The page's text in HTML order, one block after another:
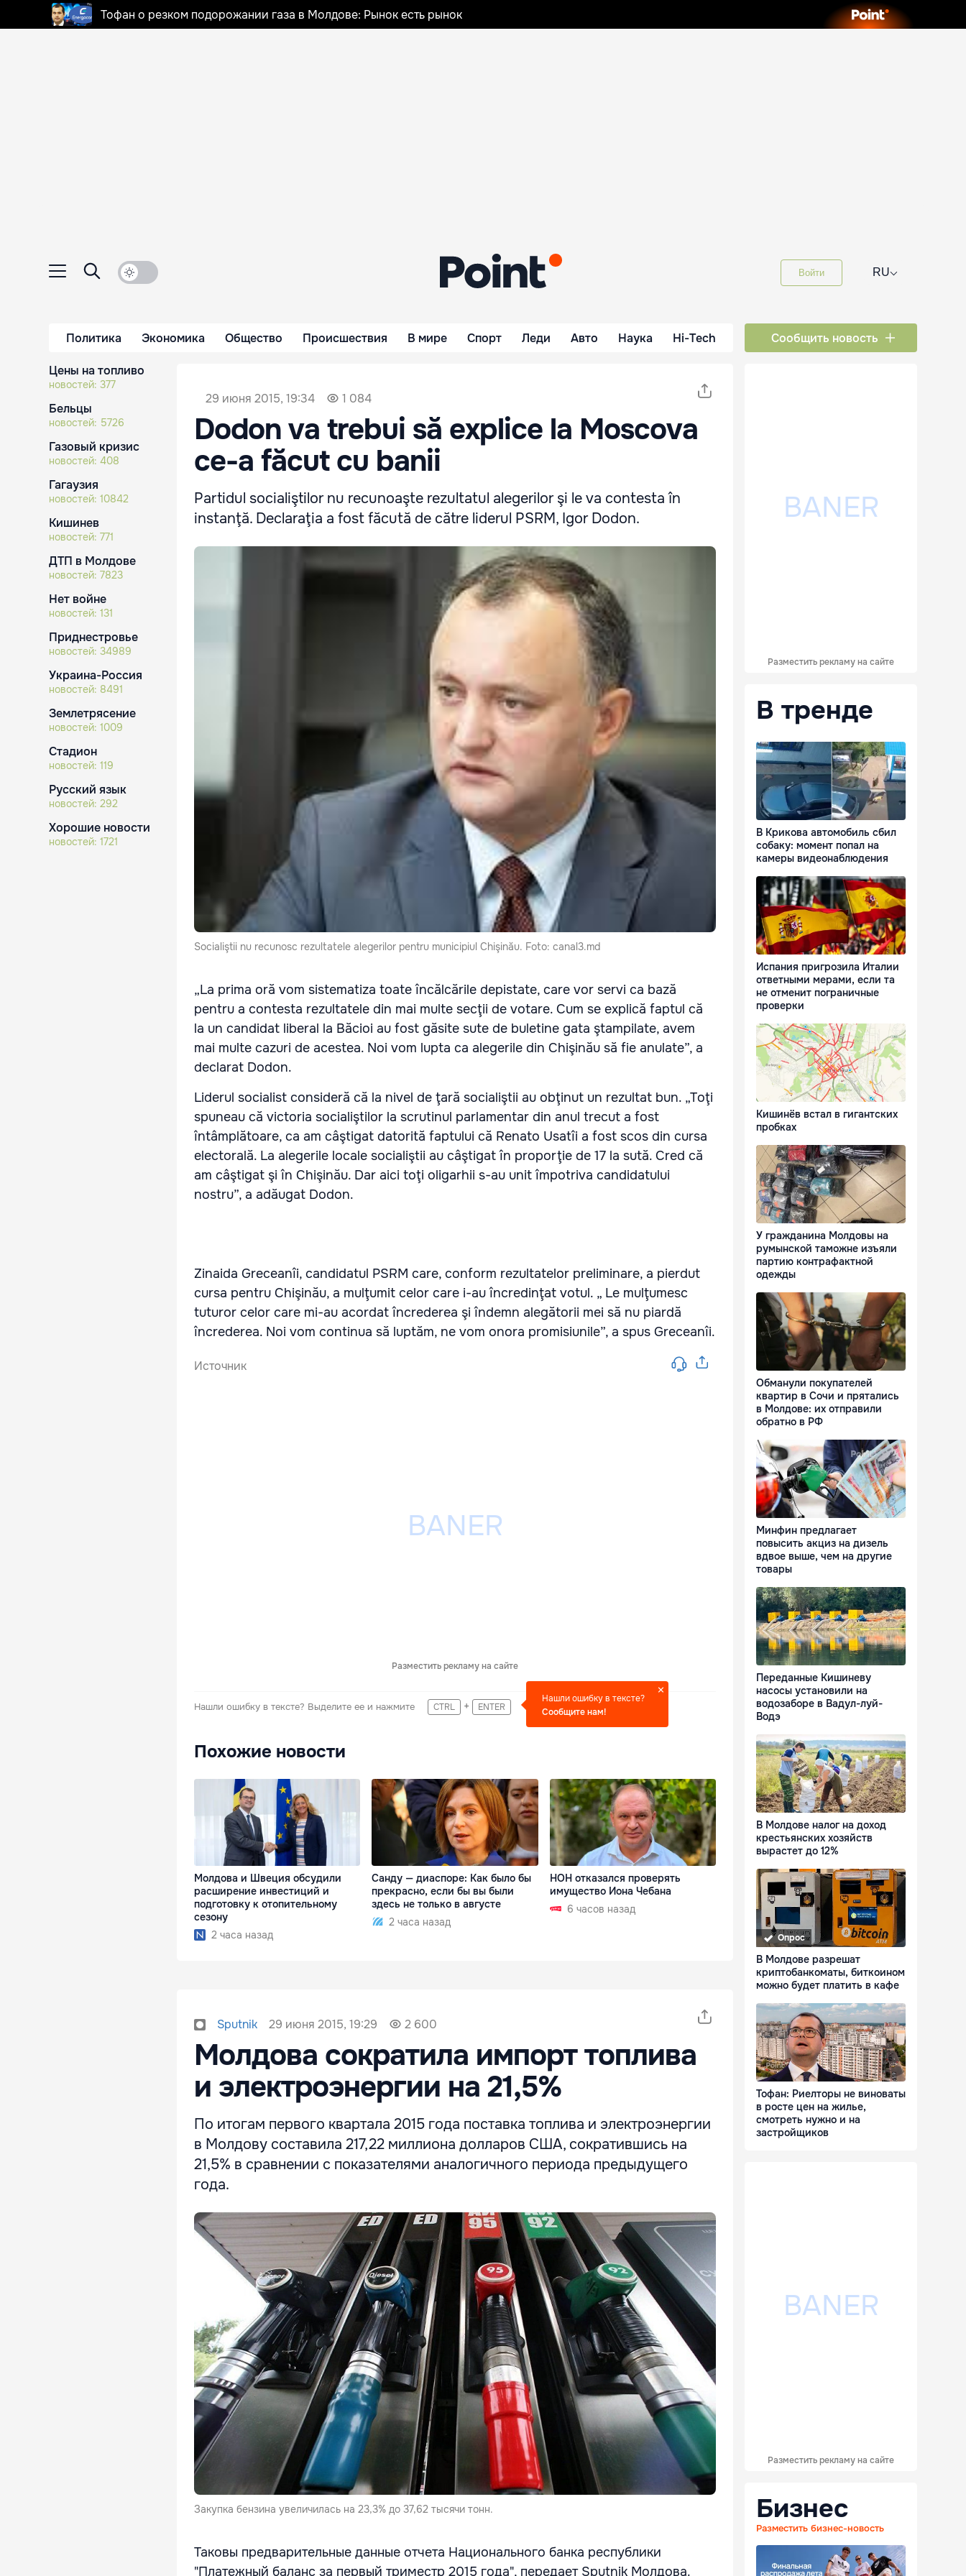
Тофан о резком подорожании газа в Молдове: Рынок есть рынок
Войти RU⌵
Политика Экономика Общество Происшествия В мире Спорт Леди Авто Наука Hi-Tech Сообщить новость
Цены на топливо
новостей: 377
Бельцы
новостей: 5726
Газовый кризис
новостей: 408
Гагаузия
новостей: 10842
Кишинев
новостей: 771
ДТП в Молдове
новостей: 7823
Нет войне
новостей: 131
Приднестровье
новостей: 34989
Украина-Россия
новостей: 8491
Землетрясение
новостей: 1009
Стадион
новостей: 119
Русский язык
новостей: 292
Хорошие новости
новостей: 1721
29 июня 2015, 19:34 1 084
Dodon va trebui să explice la Moscova
ce-a făcut cu banii
Partidul socialiştilor nu recunoaşte rezultatul alegerilor şi le va contesta în
instanţă. Declaraţia a fost făcută de către liderul PSRM, Igor Dodon.
Socialiştii nu recunosc rezultatele alegerilor pentru municipiul Chişinău. Foto: canal3.md
„La prima oră vom sistematiza toate încălcările depistate, care vor servi ca bază
pentru a contesta rezultatele din mai multe secţii de votare. Cum se explică faptul că
la un candidat liberal la Băcioi au fost găsite sute de buletine gata ştampilate, avem
mai multe cazuri de acestea. Noi vom lupta ca alegerile din Chişinău să fie anulate”, a
declarat Dodon.
Liderul socialist consideră că la nivel de ţară socialiştii au obţinut un rezultat bun. „Toţi
spuneau că victoria socialiştilor la scrutinul parlamentar din anul trecut a fost
întâmplătoare, ca am câştigat datorită faptului că Renato Usatîi a fost scos din cursa
electorală. La alegerile locale socialiştii au câştigat în proporţie de 17 la sută. Cred că
am câştigat şi în Chişinău. Dar aici toţi oligarhii s-au unit împotriva candidatului
nostru”, a adăugat Dodon.
Zinaida Greceanîi, candidatul PSRM care, conform rezultatelor preliminare, a pierdut
cursa pentru Chişinău, a mulţumit celor care i-au încredinţat votul. „ Le mulţumesc
tuturor celor care mi-au acordat încrederea şi îndemn alegătorii mei să nu piardă
încrederea. Noi vom continua să luptăm, ne vom onora promisiunile”, a spus Greceanîi.
Источник
Разместить рекламу на сайте
Нашли ошибку в тексте? Выделите ее и нажмите CTRL + ENTER
Нашли ошибку в тексте?
Сообщите нам!
Похожие новости
Молдова и Швеция обсудили
расширение инвестиций и
подготовку к отопительному
сезону
2 часа назад
Санду — диаспоре: Как было бы
прекрасно, если бы вы были
здесь не только в августе
2 часа назад
НОН отказался проверять
имущество Иона Чебана
6 часов назад
Sputnik 29 июня 2015, 19:29 2 600
Молдова сократила импорт топлива
и электроэнергии на 21,5%
По итогам первого квартала 2015 года поставка топлива и электроэнергии
в Молдову составила 217,22 миллиона долларов США, сократившись на
21,5% в сравнении с показателями аналогичного периода предыдущего
года.
Закупка бензина увеличилась на 23,3% до 37,62 тысячи тонн.
Таковы предварительные данные отчета Национального банка республики
"Платежный баланс за первый триместр 2015 года", передает Sputnik Молдова.
Разместить рекламу на сайте
В тренде
В Крикова автомобиль сбил
собаку: момент попал на
камеры видеонаблюдения
Испания пригрозила Италии
ответными мерами, если та
не отменит пограничные
проверки
Кишинёв встал в гигантских
пробках
У гражданина Молдовы на
румынской таможне изъяли
партию контрафактной
одежды
Обманули покупателей
квартир в Сочи и прятались
в Молдове: их отправили
обратно в РФ
Минфин предлагает
повысить акциз на дизель
вдвое выше, чем на другие
товары
Переданные Кишиневу
насосы установили на
водозаборе в Вадул-луй-
Водэ
В Молдове налог на доход
крестьянских хозяйств
вырастет до 12%
Опрос
В Молдове разрешат
криптобанкоматы, биткоином
можно будет платить в кафе
Тофан: Риелторы не виноваты
в росте цен на жилье,
смотреть нужно и на
застройщиков
Разместить рекламу на сайте
Бизнес
Разместить бизнес-новость